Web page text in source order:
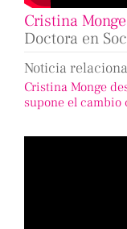
Cristina Monge
Doctora en
Noticia
Cristina Monge
supone el